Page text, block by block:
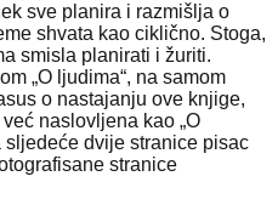
sve planira i razmišlja o
shvata kao ciklično. Stoga,
smisla planirati i žuriti.
„O ljudima“, na samom
o nastajanju ove knjige,
naslovljena kao „O
sljedeće dvije stranice pisac
stranice